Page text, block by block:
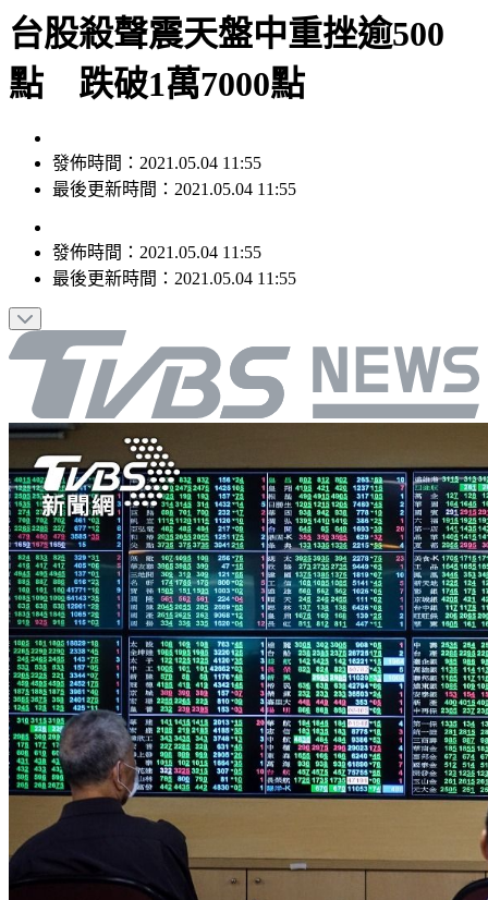
台股殺聲震天盤中重挫逾500
點 跌破1萬7000點
發佈時間：2021.05.04 11:55
最後更新時間：2021.05.04 11:55
發佈時間： 2021.05.04 11:55
最後更新時間： 2021.05.04 11:55